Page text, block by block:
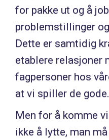
for pakke ut og å
problemstillinger
Dette er samtidig
etablere relasjoner
fagpersoner hos
at vi spiller de gode.
Men for å komme
ikke å lytte, man